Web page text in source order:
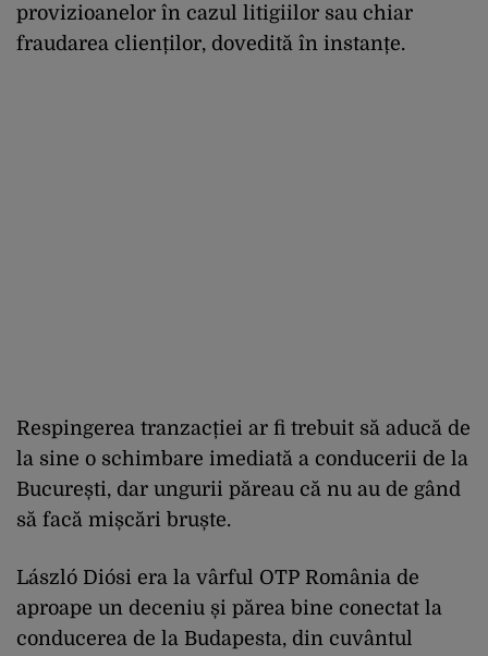
provizioanelor în cazul litigiilor sau chiar
fraudarea clienților, dovedită în instanțe.
Respingerea tranzacției ar fi trebuit să aducă de
la sine o schimbare imediată a conducerii de la
București, dar ungurii păreau că nu au de gând
să facă mișcări bruște.
László Diósi era la vârful OTP România de
aproape un deceniu și părea bine conectat la
conducerea de la Budapesta, din cuvântul